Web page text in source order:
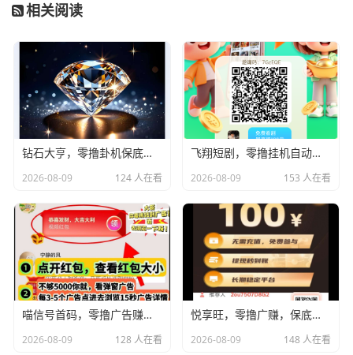
相关阅读
钻石大亨，零撸卦机保底收益，每天点一下签到，新品上线
2026-08-09 124 人在看
飞翔短剧，零撸挂机自动涨收益的大平台
2026-08-09 153 人在看
喵信号首码，零撸广告赚，放水中，新品上线，双端，高收益
2026-08-09 128 人在看
悦享旺，零撸广赚，保底收益，放水中，新品上线
2026-08-09 148 人在看